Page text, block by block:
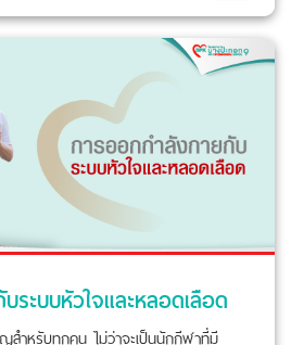
ะบบหัวใจและหลอดเลือด
สำหรับทุกคน ไม่ว่าจะเป็นนักกีฬาที่มี